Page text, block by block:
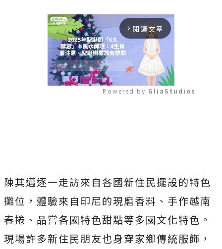
arrow_forward_ios 閱讀文章
Powered by GliaStudios
陳其邁逐一走訪來自各國新住民擺設的特色
攤位，體驗來自印尼的現磨香料、手作越南
春捲、品嘗各國特色甜點等多國文化特色。
現場許多新住民朋友也身穿家鄉傳統服飾，